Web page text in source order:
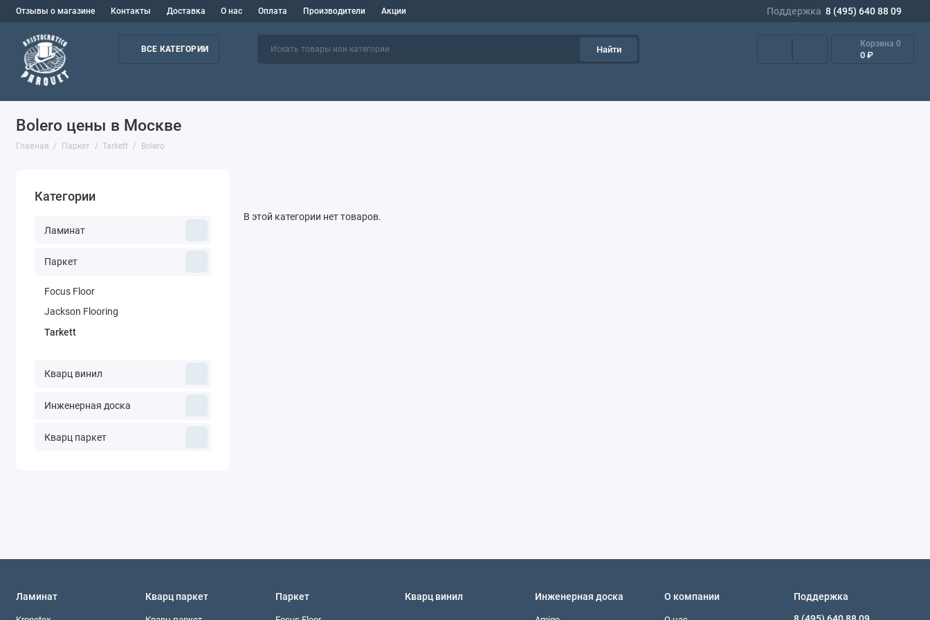
Отзывы о магазине Контакты Доставка О нас Оплата Производители Акции Поддержка 8 (495) 640 88 09
ВСЕ КАТЕГОРИИ Найти
Корзина 0
0 ₽
Bolero цены в Москве
Главная Паркет Tarkett Bolero
Категории
Ламинат
Паркет
Focus Floor
Jackson Flooring
Tarkett
Кварц винил
Инженерная доска
Кварц паркет
В этой категории нет товаров.
Ламинат Кварц паркет Паркет Кварц винил Инженерная доска О компании
Поддержка